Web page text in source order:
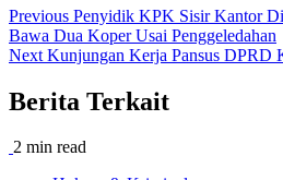
Previous Penyidik KPK Sisir Kantor
Bawa Dua Koper Usai Penggeledahan
Next Kunjungan Kerja Pansus DPRD
Berita Terkait
2 min read